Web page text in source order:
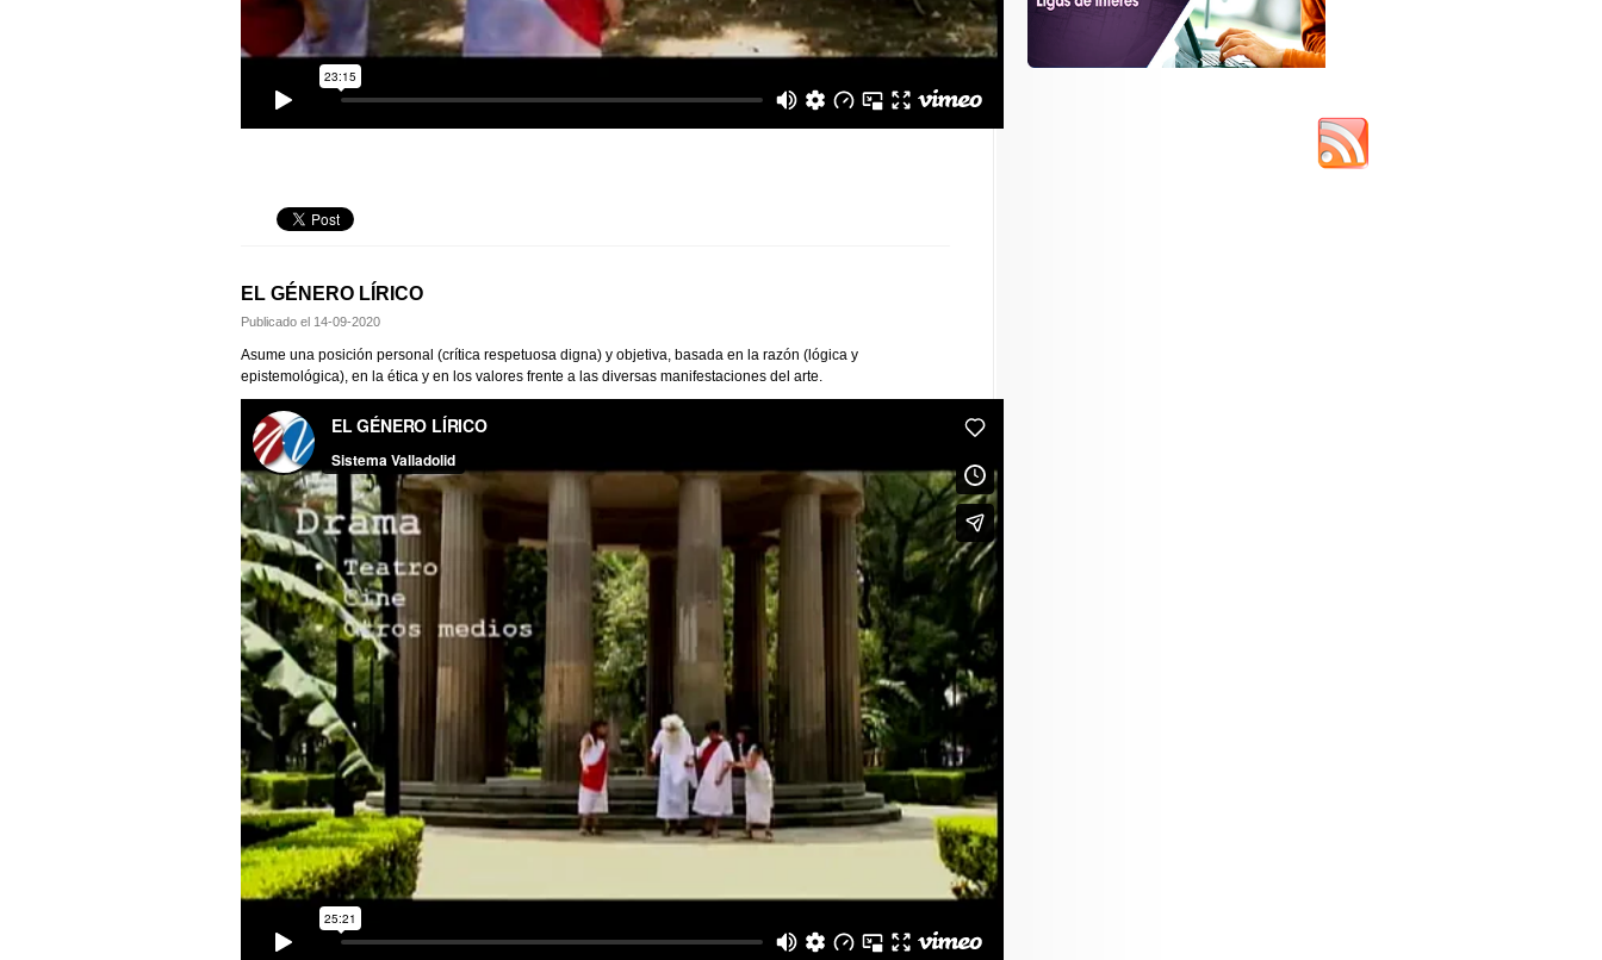
EL GÉNERO LÍRICO
Publicado el 14-09-2020
Asume una posición personal (crítica respetuosa digna) y objetiva, basada en la razón (lógica y
epistemológica), en la ética y en los valores frente a las diversas manifestaciones del arte.